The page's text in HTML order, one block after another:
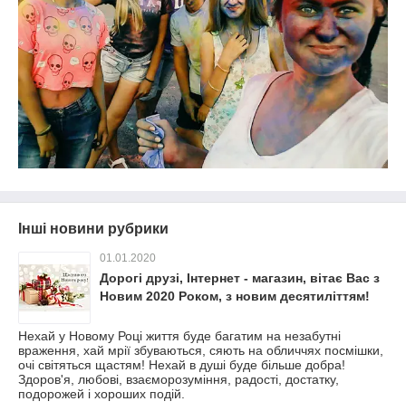
Інші новини рубрики
01.01.2020
Дорогі друзі, Інтернет - магазин, вітає Вас з
Новим 2020 Роком, з новим десятиліттям!
Нехай у Новому Році життя буде багатим на незабутні
враження, хай мрії збуваються, сяють на обличчях посмішки,
очі світяться щастям! Нехай в душі буде більше добра!
Здоров'я, любові, взаєморозуміння, радості, достатку,
подорожей і хороших подій.